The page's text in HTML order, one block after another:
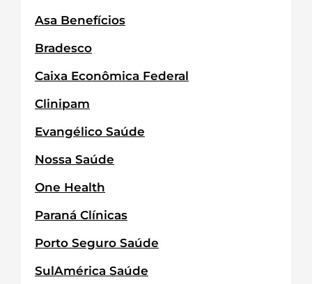
Asa Benefícios
Bradesco
Caixa Econômica Federal
Clinipam
Evangélico Saúde
Nossa Saúde
One Health
Paraná Clínicas
Porto Seguro Saúde
SulAmérica Saúde